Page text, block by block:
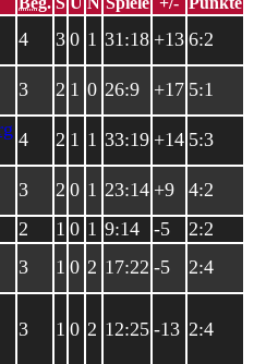
4 3 0 1 31:18 +13 6:2
3 2 1 0 26:9 +17 5:1
4 2 1 1 33:19 +14 5:3
3 2 0 1 23:14 +9
4:2
2 1 0 1 9:14 -5
2:2
3 1 0 2 17:22 -5 2:4
3 1 0 2 12:25 -13 2:4